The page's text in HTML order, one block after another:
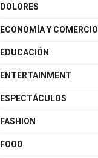
DOLORES
ECONOMÍA Y COMERCIO
EDUCACIÓN
ENTERTAINMENT
ESPECTÁCULOS
FASHION
FOOD